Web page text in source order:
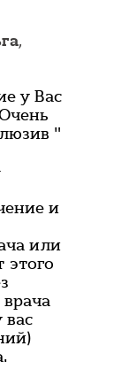
,
у Вас
"
и
или
этого
вас